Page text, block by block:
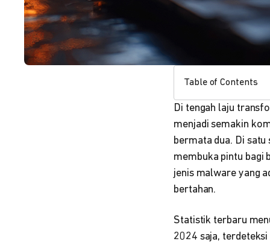
Table of Contents
Di tengah laju
menjadi semakin
bermata dua. Di
membuka pintu bagi
jenis malware yang
bertahan.
Statistik terbaru
2024 saja,